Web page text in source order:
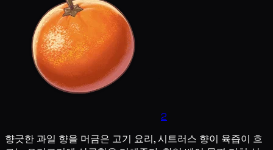
2
향긋한 과일 향을 머금은 고기 요리, 시트러스 향이 육즙이 흐